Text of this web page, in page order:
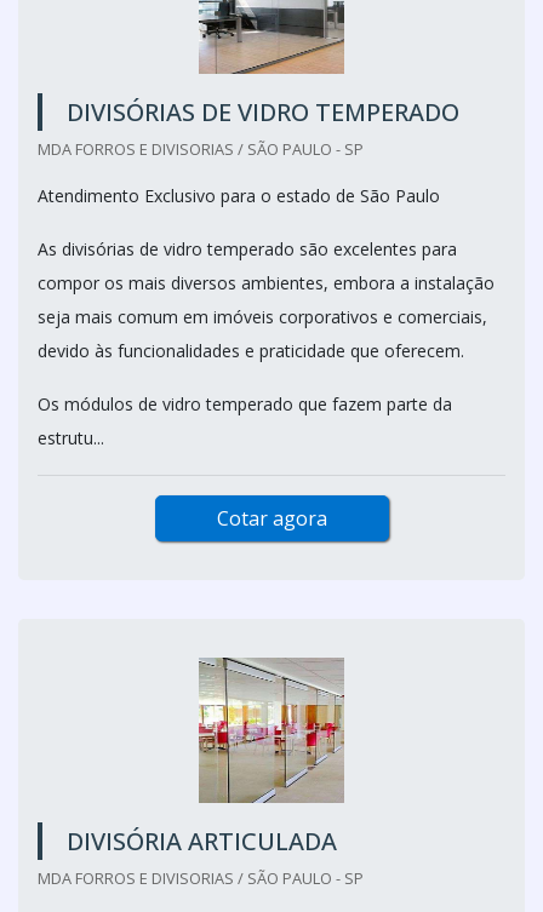
DIVISÓRIAS DE VIDRO TEMPERADO
MDA FORROS E DIVISORIAS / SÃO PAULO - SP
Atendimento Exclusivo para o estado de São Paulo
As divisórias de vidro temperado são excelentes para
compor os mais diversos ambientes, embora a instalação
seja mais comum em imóveis corporativos e comerciais,
devido às funcionalidades e praticidade que oferecem.
Os módulos de vidro temperado que fazem parte da
estrutu...
Cotar agora
DIVISÓRIA ARTICULADA
MDA FORROS E DIVISORIAS / SÃO PAULO - SP